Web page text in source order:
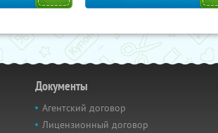
Документы
Агентский договор
Лицензионный договор